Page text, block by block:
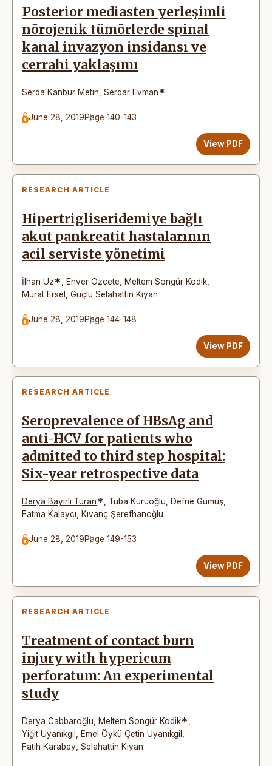
Posterior mediasten yerleşimli
nörojenik tümörlerde spinal
kanal invazyon insidansı ve
cerrahi yaklaşımı
Serda Kanbur Metin Serdar Evman*
June 28, 2019Page 140-143
View PDF
RESEARCH ARTICLE
Hipertrigliseridemiye bağlı
akut pankreatit hastalarının
acil serviste yönetimi
İlhan Uz* Enver Özçete Meltem Songür Kodik
Murat Ersel
Güçlü Selahattin Kiyan
June 28, 2019Page 144-148
View PDF
RESEARCH ARTICLE
Seroprevalence of HBsAg and
anti-HCV for patients who
admitted to third step hospital:
Six-year retrospective data
Derya Bayırlı Turan* Tuba Kuruoğlu Defne Gümüş
Fatma Kalaycı
Kıvanç Şerefhanoğlu
June 28, 2019Page 149-153
View PDF
RESEARCH ARTICLE
Treatment of contact burn
injury with hypericum
perforatum: An experimental
study
Derya Cabbaroğlu Meltem Songür Kodik*
Yiğit Uyanıkgil
Emel Öykü Çetin Uyanıkgil
Fatih Karabey Selahattin Kıyan